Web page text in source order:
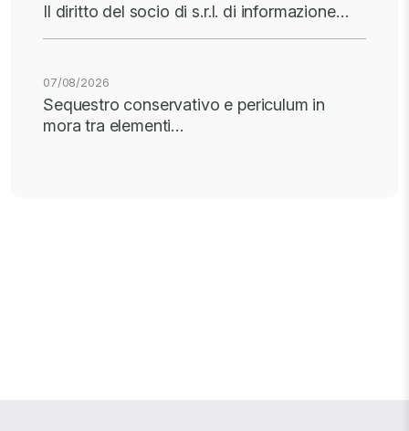
Il diritto del socio di s.r.l. di informazione…
07/08/2026
Sequestro conservativo e periculum in
mora tra elementi…